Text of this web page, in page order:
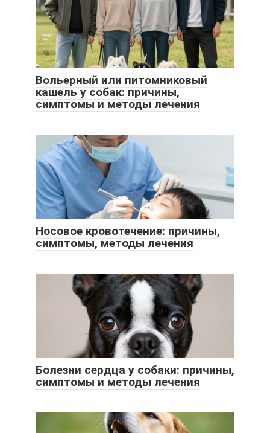
Вольерный или питомниковый
кашель у собак: причины,
симптомы и методы лечения
Носовое кровотечение: причины,
симптомы, методы лечения
Болезни сердца у собаки: причины,
симптомы и методы лечения